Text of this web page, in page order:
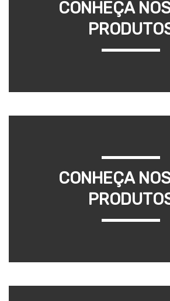
CONHEÇA
CONHEÇA